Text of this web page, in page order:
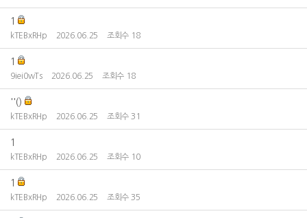
1
kTEBxRHp 2026.06.25 조회수 18
1
9iei0wTs 2026.06.25 조회수 18
''()
kTEBxRHp 2026.06.25 조회수 31
1
kTEBxRHp 2026.06.25 조회수 10
1
kTEBxRHp 2026.06.25 조회수 35